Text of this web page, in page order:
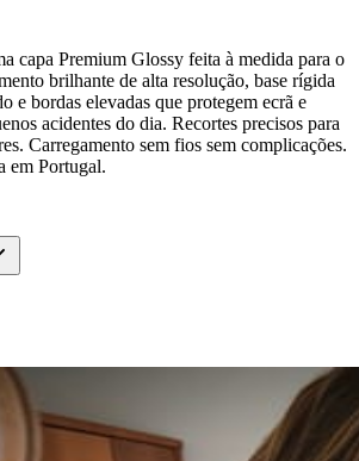
capa Premium Glossy feita à medida para o
brilhante de alta resolução, base rígida
e bordas elevadas que protegem ecrã e
acidentes do dia. Recortes precisos para
Carregamento sem fios sem complicações.
em Portugal.